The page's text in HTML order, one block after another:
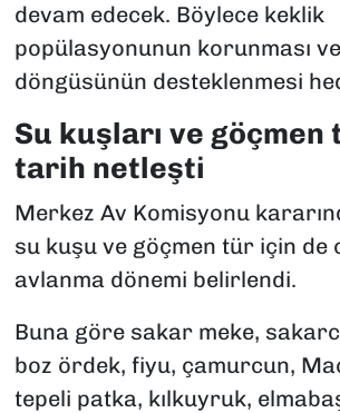
devam edecek. Böylece keklik
popülasyonunun korunması
döngüsünün desteklenmesi
Su kuşları ve
tarih netleşti
Merkez Av Komisyonu
su kuşu ve göçmen tür için de
avlanma dönemi belirlendi.
Buna göre sakar meke,
boz ördek, fiyu, çamurcun,
tepeli patka, kılkuyruk,